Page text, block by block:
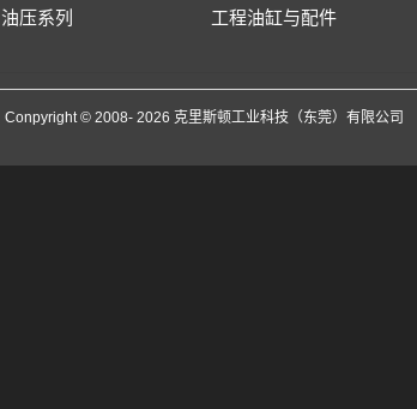
油压系列
工程油缸与配件
Conpyright © 2008- 2026 克里斯顿工业科技（东莞）有限公司